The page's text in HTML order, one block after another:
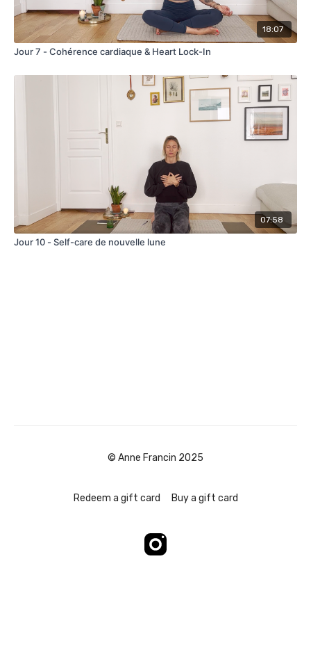
18:07
Jour 7 - Cohérence cardiaque & Heart Lock-In
07:58
Jour 10 - Self-care de nouvelle lune
© Anne Francin 2025
Redeem a gift card Buy a gift card